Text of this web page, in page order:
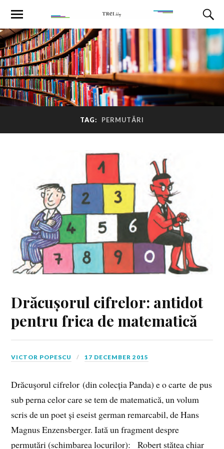
TAG: PERMUTĂRI
Drăcușorul cifrelor: antidot
pentru frica de matematică
VICTOR POPESCU 17 DECEMBER 2015
Drăcuşorul cifrelor (din colecția Panda) e o carte de pus
sub perna celor care se tem de matematică, un volum
scris de un poet și eseist german remarcabil, de Hans
Magnus Enzensberger. Iată un fragment despre
permutări (schimbarea locurilor): Robert stătea chiar